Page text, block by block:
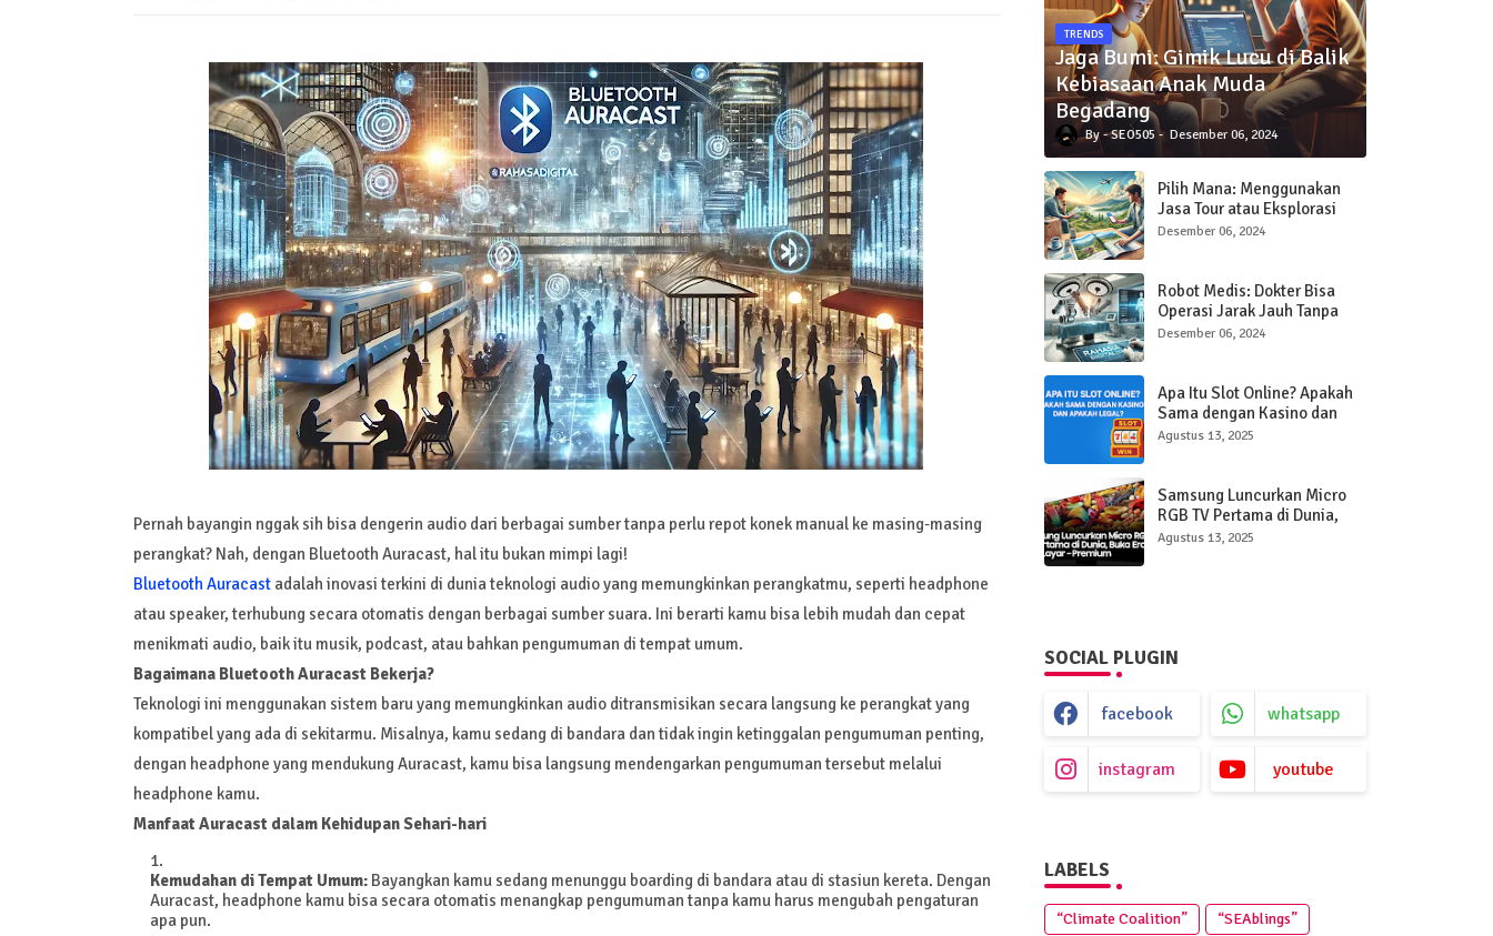
Pernah bayangin nggak sih bisa dengerin audio dari berbagai sumber tanpa perlu repot konek manual ke masing-masing
perangkat? Nah, dengan Bluetooth Auracast, hal itu bukan mimpi lagi!
Bluetooth Auracastadalah inovasi terkini di dunia teknologi audio yang memungkinkan perangkatmu, seperti headphone
atau speaker, terhubung secara otomatis dengan berbagai sumber suara. Ini berarti kamu bisa lebih mudah dan cepat
menikmati audio, baik itu musik, podcast, atau bahkan pengumuman di tempat umum.
Bagaimana Bluetooth Auracast Bekerja?
Teknologi ini menggunakan sistem baru yang memungkinkan audio ditransmisikan secara langsung ke perangkat yang
kompatibel yang ada di sekitarmu. Misalnya, kamu sedang di bandara dan tidak ingin ketinggalan pengumuman penting,
dengan headphone yang mendukung Auracast, kamu bisa langsung mendengarkan pengumuman tersebut melalui
headphone kamu.
Manfaat Auracast dalam Kehidupan Sehari-hari
Kemudahan di Tempat Umum:Bayangkan kamu sedang menunggu boarding di bandara atau di stasiun kereta. Dengan
Auracast, headphone kamu bisa secara otomatis menangkap pengumuman tanpa kamu harus mengubah pengaturan
apa pun.
TRENDS
Jaga Bumi: Gimik Lucu di Balik
Kebiasaan Anak Muda
Begadang
SEO505 Desember 06, 2024
Pilih Mana: Menggunakan
Jasa Tour atau Eksplorasi
Sendiri Saat Traveling?
Desember 06, 2024
Robot Medis: Dokter Bisa
Operasi Jarak Jauh Tanpa
Hadir di Ruangan
Desember 06, 2024
Apa Itu Slot Online? Apakah
Sama dengan Kasino dan
Apakah Legal?
Agustus 13, 2025
Samsung Luncurkan Micro
RGB TV Pertama di Dunia,
Buka Era Baru Layar Ultra-
Agustus 13, 2025
SOCIAL PLUGIN
facebook whatsapp
instagram youtube
LABELS
“Climate Coalition”
“SEAblings”